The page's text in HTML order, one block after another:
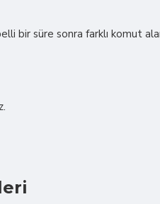
bir süre sonra farklı komut